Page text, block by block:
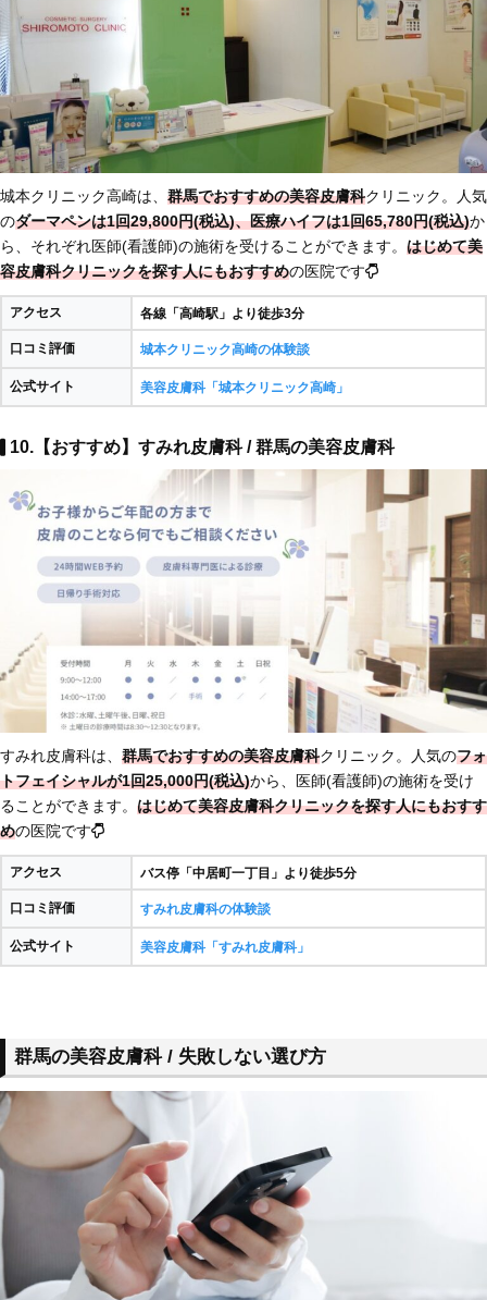
城本クリニック高崎は、 群馬でおすすめの美容皮膚科クリニック。人気
のダーマペンは1回29,800円(税込)、医療ハイフは1回65,780円(税込)か
ら、それぞれ医師(看護師)の施術を受けることができます。 はじめて美
容皮膚科クリニックを探す人にもおすすめの医院です
アクセス 各線「高崎駅」より徒歩3分
口コミ評価 城本クリニック高崎の体験談
公式サイト 美容皮膚科「城本クリニック高崎」
10.【おすすめ】すみれ皮膚科 / 群馬の美容皮膚科
すみれ皮膚科は、 群馬でおすすめの美容皮膚科クリニック。人気のフォ
トフェイシャルが1回25,000円(税込)から、医師(看護師)の施術を受け
ることができます。 はじめて美容皮膚科クリニックを探す人にもおすす
めの医院です
アクセス バス停「中居町一丁目」より徒歩5分
口コミ評価 すみれ皮膚科の体験談
公式サイト 美容皮膚科「すみれ皮膚科」
群馬の美容皮膚科 / 失敗しない選び方